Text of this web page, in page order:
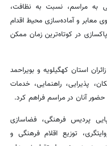
به مراسم، نسبت به نظافت،
و آماده‌سازی محیط اقدام
در کوتاه‌ترین زمان ممکن
زائران استان کهگیلویه و بویراحمد
پذیرایی، راهنمایی، خدمات
آنان در مراسم فراهم کرد.
پردیس فرهنگی، فضاسازی
توزیع اقلام فرهنگی و